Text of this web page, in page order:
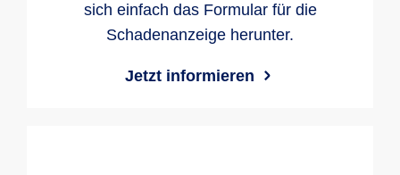
sich einfach das Formular für die
Schadenanzeige herunter.
Jetzt informieren